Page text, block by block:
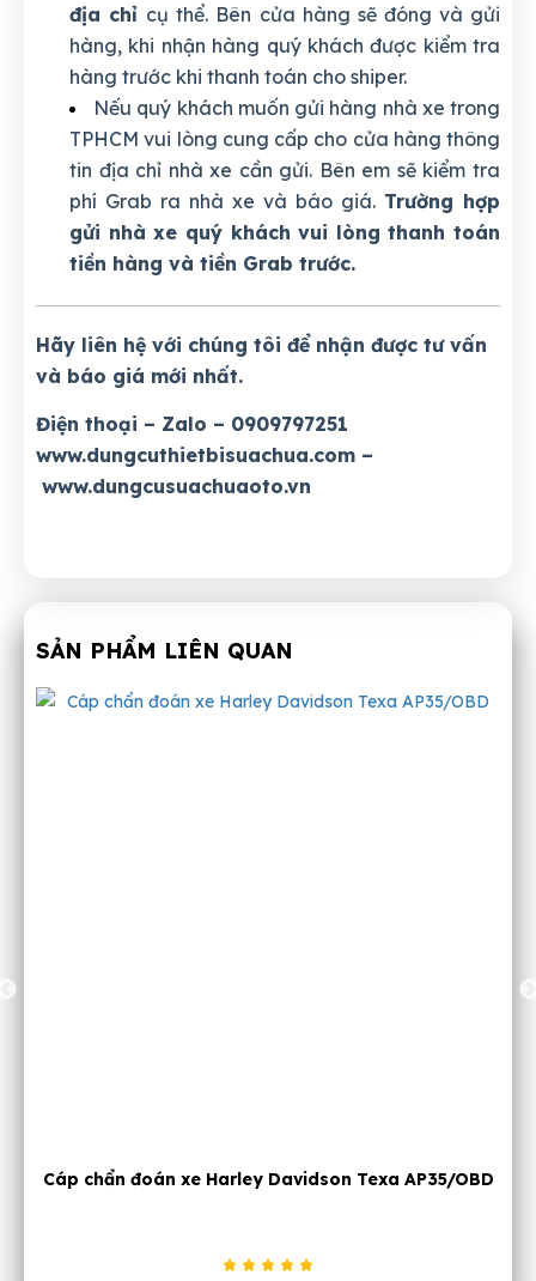
địa chỉ cụ thể. Bên cửa hàng sẽ đóng và gửi
hàng, khi nhận hàng quý khách được kiểm tra
hàng trước khi thanh toán cho shiper.
Nếu quý khách muốn gửi hàng nhà xe trong
TPHCM vui lòng cung cấp cho cửa hàng thông
tin địa chỉ nhà xe cần gửi. Bên em sẽ kiểm tra
phí Grab ra nhà xe và báo giá. Trường hợp
gửi nhà xe quý khách vui lòng thanh toán
tiền hàng và tiền Grab trước.
Hãy liên hệ với chúng tôi để nhận được tư vấn
và báo giá mới nhất.
Điện thoại – Zalo – 0909797251
www.dungcuthietbisuachua.com –
www.dungcusuachuaoto.vn
SẢN PHẨM LIÊN QUAN
AP35/OBD Dụng cụ cắt ống đồng Mastercool